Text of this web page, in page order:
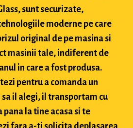
sunt securizate,
moderne pe care
original de pe masina si
masinii tale, indiferent de
in care a fost produsa.
pentru a comanda un
il alegi, il transportam cu
la tine acasa si te